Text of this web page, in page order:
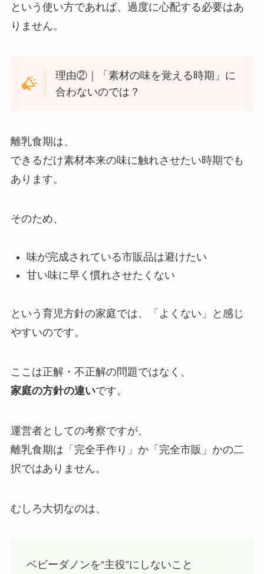
という使い方であれば、過度に心配する必要はあ
りません。
理由②｜「素材の味を覚える時期」に
合わないのでは？
離乳食期は、
できるだけ素材本来の味に触れさせたい時期でも
あります。
そのため、
味が完成されている市販品は避けたい
甘い味に早く慣れさせたくない
という育児方針の家庭では、「よくない」と感じ
やすいのです。
ここは正解・不正解の問題ではなく、
家庭の方針の違いです。
運営者としての考察ですが、
離乳食期は「完全手作り」か「完全市販」かの二
択ではありません。
むしろ大切なのは、
ベビーダノンを“主役”にしないこと